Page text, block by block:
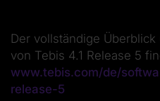
Der vollständige
von Tebis 4.1 Release 5
www.tebis.com/de/
release-5